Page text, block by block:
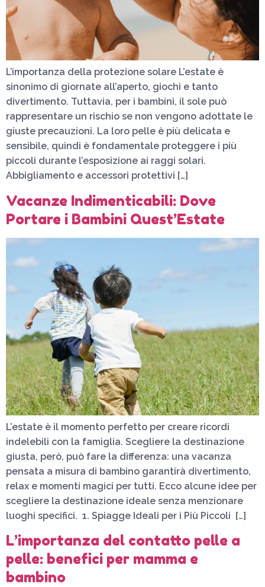
L’importanza della protezione solare L’estate è
sinonimo di giornate all’aperto, giochi e tanto
divertimento. Tuttavia, per i bambini, il sole può
rappresentare un rischio se non vengono adottate le
giuste precauzioni. La loro pelle è più delicata e
sensibile, quindi è fondamentale proteggere i più
piccoli durante l’esposizione ai raggi solari.
Abbigliamento e accessori protettivi […]
Vacanze Indimenticabili: Dove
Portare i Bambini Quest’Estate
L’estate è il momento perfetto per creare ricordi
indelebili con la famiglia. Scegliere la destinazione
giusta, però, può fare la differenza: una vacanza
pensata a misura di bambino garantirà divertimento,
relax e momenti magici per tutti. Ecco alcune idee per
scegliere la destinazione ideale senza menzionare
luoghi specifici. 1. Spiagge Ideali per i Più Piccoli […]
L’importanza del contatto pelle a
pelle: benefici per mamma e
bambino